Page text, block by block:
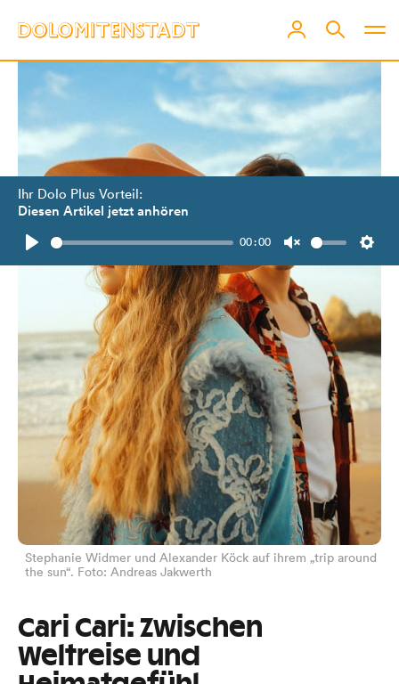
Ihr Dolo Plus Vorteil:
Diesen Artikel jetzt anhören
Play
00:00
Unmute
Stephanie Widmer und Alexander Köck auf ihrem „trip around
the sun“. Foto: Andreas Jakwerth
Cari Cari: Zwischen
Weltreise und